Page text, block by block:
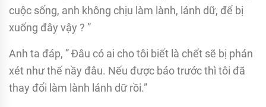
cuộc sống, anh không chịu làm lành, lánh dữ, để bị
xuống đây vậy ? ”
Anh ta đáp, ” Ðâu có ai cho tôi biết là chết sẽ bị phán
xét như thế nầy đâu. Nếu được báo trước thì tôi đã
thay đổi làm lành lánh dữ rồi.”